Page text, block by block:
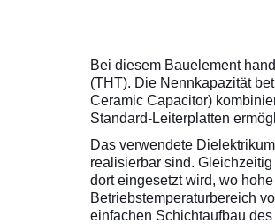
Bei diesem Bauelement
(THT). Die Nennkapazität
Ceramic Capacitor)
Standard-Leiterplatten
Das verwendete
realisierbar sind.
dort eingesetzt wird, wo
Betriebstemperaturbereich
einfachen Schichtaufbau